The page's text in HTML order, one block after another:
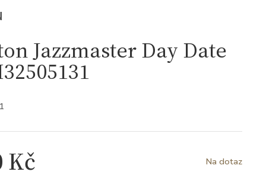
Jazzmaster Day Date
Kč Na dotaz